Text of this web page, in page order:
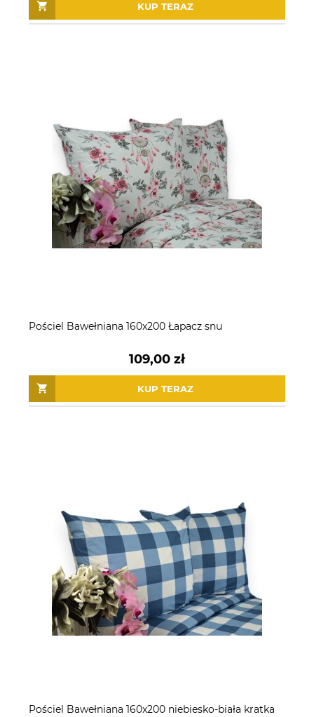
KUP TERAZ
Pościel Bawełniana 160x200 Łapacz snu
109,00 zł
KUP TERAZ
Pościel Bawełniana 160x200 niebiesko-biała kratka